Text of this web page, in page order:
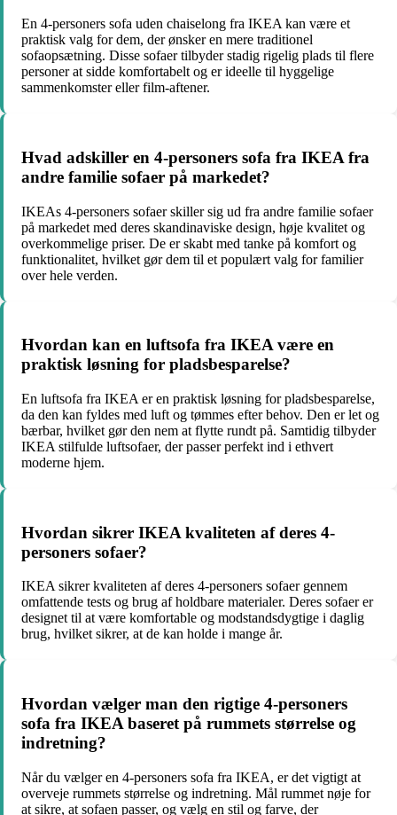
En 4-personers sofa uden chaiselong fra IKEA kan være et
praktisk valg for dem, der ønsker en mere traditionel
sofaopsætning. Disse sofaer tilbyder stadig rigelig plads til flere
personer at sidde komfortabelt og er ideelle til hyggelige
sammenkomster eller film-aftener.
Hvad adskiller en 4-personers sofa fra IKEA fra
andre familie sofaer på markedet?
IKEAs 4-personers sofaer skiller sig ud fra andre familie sofaer
på markedet med deres skandinaviske design, høje kvalitet og
overkommelige priser. De er skabt med tanke på komfort og
funktionalitet, hvilket gør dem til et populært valg for familier
over hele verden.
Hvordan kan en luftsofa fra IKEA være en
praktisk løsning for pladsbesparelse?
En luftsofa fra IKEA er en praktisk løsning for pladsbesparelse,
da den kan fyldes med luft og tømmes efter behov. Den er let og
bærbar, hvilket gør den nem at flytte rundt på. Samtidig tilbyder
IKEA stilfulde luftsofaer, der passer perfekt ind i ethvert
moderne hjem.
Hvordan sikrer IKEA kvaliteten af deres 4-
personers sofaer?
IKEA sikrer kvaliteten af deres 4-personers sofaer gennem
omfattende tests og brug af holdbare materialer. Deres sofaer er
designet til at være komfortable og modstandsdygtige i daglig
brug, hvilket sikrer, at de kan holde i mange år.
Hvordan vælger man den rigtige 4-personers
sofa fra IKEA baseret på rummets størrelse og
indretning?
Når du vælger en 4-personers sofa fra IKEA, er det vigtigt at
overveje rummets størrelse og indretning. Mål rummet nøje for
at sikre, at sofaen passer, og vælg en stil og farve, der